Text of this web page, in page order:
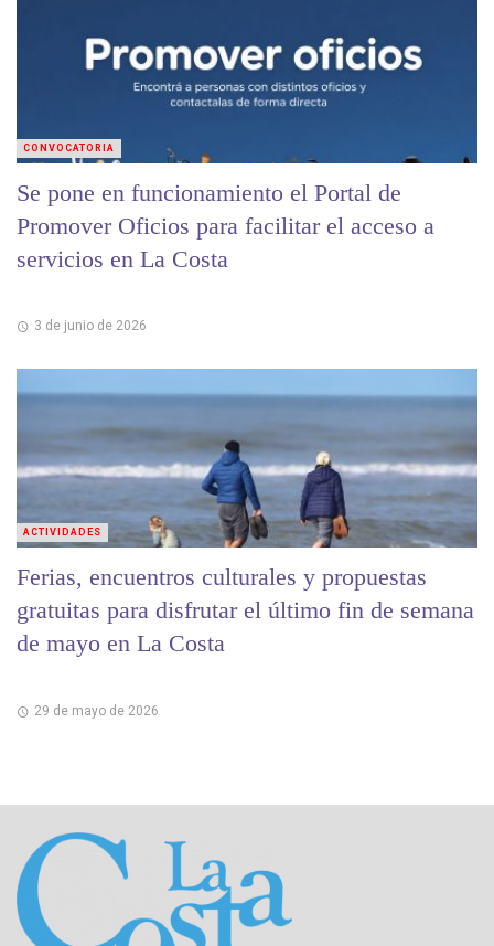
Se pone en funcionamiento el Portal de
Promover Oficios para facilitar el acceso a
servicios en La Costa
3 de junio de 2026
CONVOCATORIA
Ferias, encuentros culturales y propuestas
gratuitas para disfrutar el último fin de semana
de mayo en La Costa
29 de mayo de 2026
ACTIVIDADES